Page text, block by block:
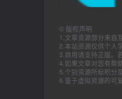
© 版权声明
1.文章资源部分来自
2.本站资源仅供个人
3.商用请支持正版。
4.如果文章对您有帮
5.个别资源所标积分
6.鉴于虚拟资源的可